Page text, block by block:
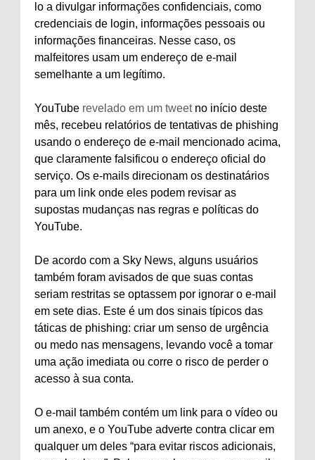
lo a divulgar informações confidenciais, como
credenciais de login, informações pessoais ou
informações financeiras. Nesse caso, os
malfeitores usam um endereço de e-mail
semelhante a um legítimo.
YouTube revelado em um tweetno início deste
mês, recebeu relatórios de tentativas de phishing
usando o endereço de e-mail mencionado acima,
que claramente falsificou o endereço oficial do
serviço. Os e-mails direcionam os destinatários
para um link onde eles podem revisar as
supostas mudanças nas regras e políticas do
YouTube.
De acordo com a Sky News, alguns usuários
também foram avisados ​​de que suas contas
seriam restritas se optassem por ignorar o e-mail
em sete dias. Este é um dos sinais típicos das
táticas de phishing: criar um senso de urgência
ou medo nas mensagens, levando você a tomar
uma ação imediata ou corre o risco de perder o
acesso à sua conta.
O e-mail também contém um link para o vídeo ou
um anexo, e o YouTube adverte contra clicar em
qualquer um deles “para evitar riscos adicionais,